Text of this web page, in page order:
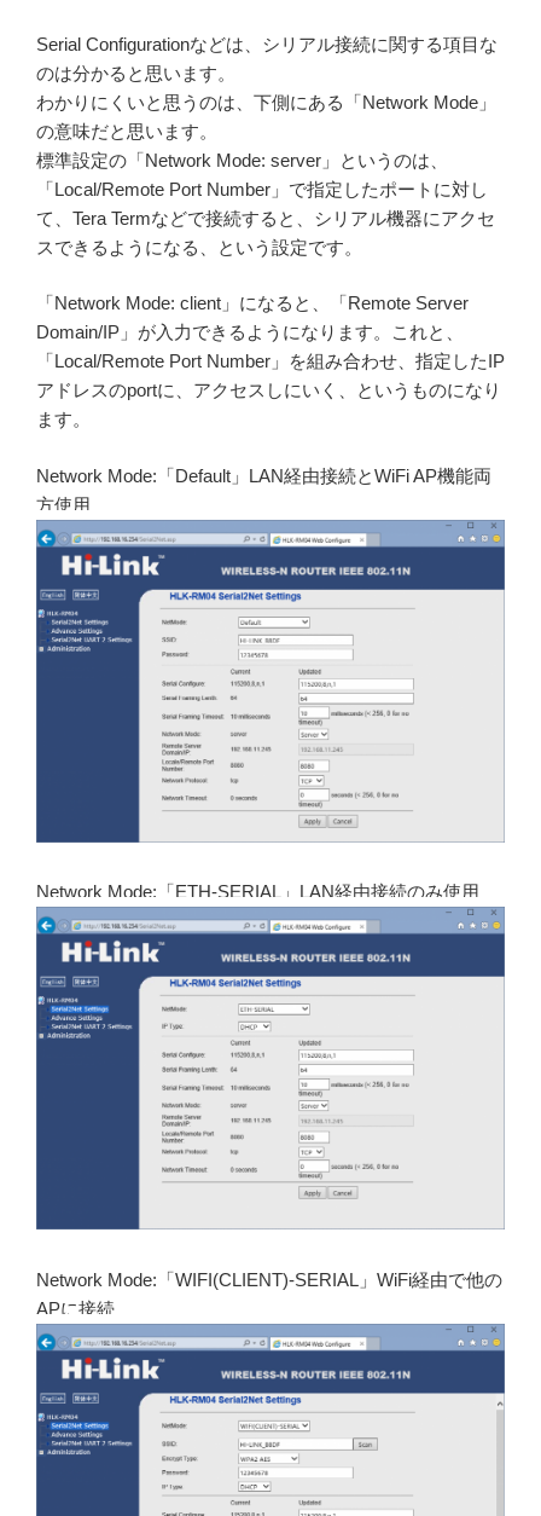
Serial Configurationなどは、シリアル接続に関する項目な
のは分かると思います。
わかりにくいと思うのは、下側にある「Network Mode」
の意味だと思います。
標準設定の「Network Mode: server」というのは、
「Local/Remote Port Number」で指定したポートに対し
て、Tera Termなどで接続すると、シリアル機器にアクセ
スできるようになる、という設定です。
「Network Mode: client」になると、「Remote Server
Domain/IP」が入力できるようになります。これと、
「Local/Remote Port Number」を組み合わせ、指定したIP
アドレスのportに、アクセスしにいく、というものになり
ます。
Network Mode:「Default」LAN経由接続とWiFi AP機能両
方使用
Network Mode:「ETH-SERIAL」LAN経由接続のみ使用
Network Mode:「WIFI(CLIENT)-SERIAL」WiFi経由で他の
APに接続